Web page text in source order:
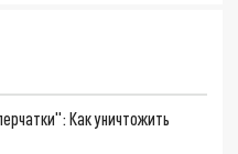
Как уничтожить